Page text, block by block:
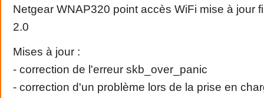
Netgear WNAP320 point accès WiFi mise à jour
2.0
Mises à jour :
- correction de l'erreur skb_over_panic
- correction d'un problème lors de la prise en